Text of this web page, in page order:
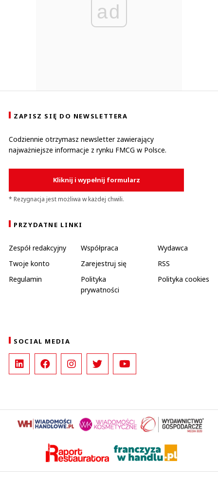
ad
ZAPISZ SIĘ DO NEWSLETTERA
Codziennie otrzymasz newsletter zawierający
najważniejsze informacje z rynku FMCG w Polsce.
Kliknij i wypełnij formularz
* Rezygnacja jest możliwa w każdej chwili.
PRZYDATNE LINKI
Zespół redakcyjny Współpraca
Wydawca
Twoje konto
Zarejestruj się
RSS
Regulamin
Polityka
prywatności
Polityka cookies
SOCIAL MEDIA